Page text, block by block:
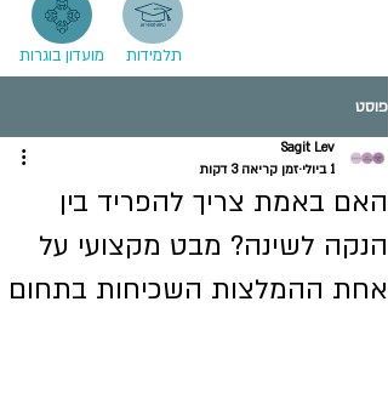
מועדון בוגרות תלמידות
פוסט
האם באמת צריך להפריד בין
הנקה לשינה? מבט מקצועי על
אחת ההמלצות השכיחות בתחום
Sagit Lev
1 ביולי
זמן קריאה 3 דקות